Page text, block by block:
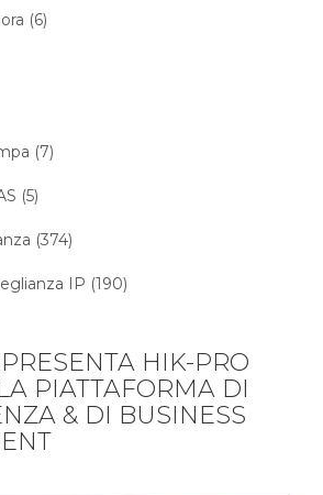
(6)
(7)
(5)
(374)
IP (190)
HIK-PRO
PIATTAFORMA DI
& DI BUSINESS